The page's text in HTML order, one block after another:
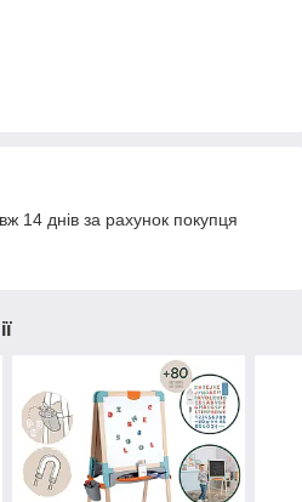
14 днів за рахунок покупця